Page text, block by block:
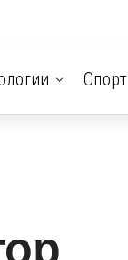
Спорт